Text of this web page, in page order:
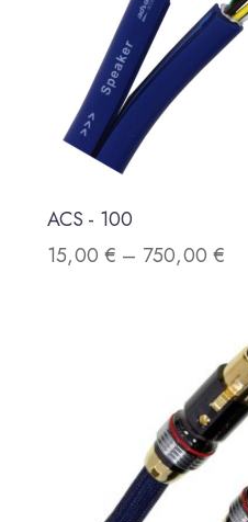
ACS - 100
15,00€ – 750,00€